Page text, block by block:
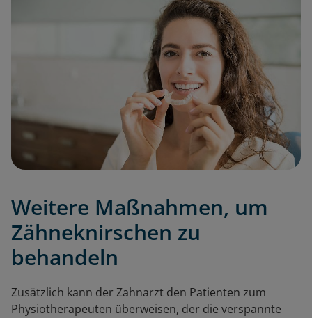
Weitere Maßnahmen, um
Zähneknirschen zu
behandeln
Zusätzlich kann der Zahnarzt den Patienten zum
Physiotherapeuten überweisen, der die verspannte